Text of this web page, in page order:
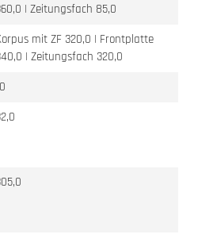
| Zeitungsfach 85,0
mit ZF 320,0 | Frontplatte
| Zeitungsfach 320,0